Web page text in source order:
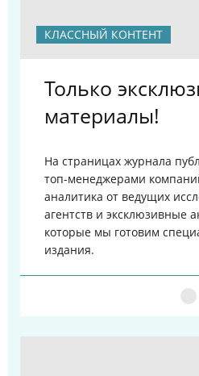
КЛАССНЫЙ КОНТЕНТ
Только
материалы!
На страницах журнала
топ-менеджерами
аналитика от ведущих
агентств и эксклюзивные
которые мы готовим
издания.